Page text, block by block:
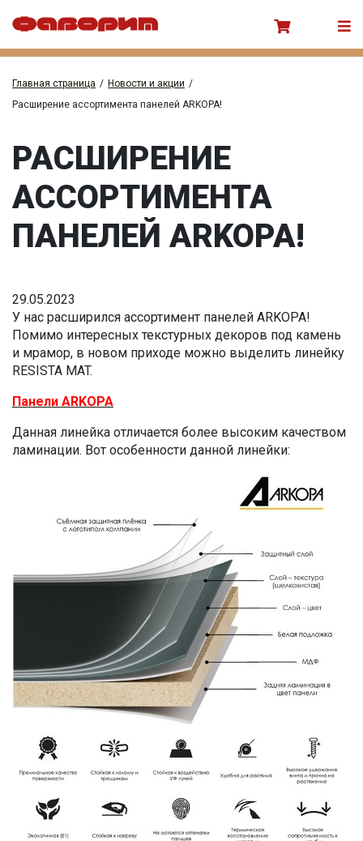
Главная страница / Новости и акции /
Расширение ассортимента панелей ARKOPA!
РАСШИРЕНИЕ
АССОРТИМЕНТА
ПАНЕЛЕЙ ARKOPA!
29.05.2023
У нас расширился ассортимент панелей ARKOPA!
Помимо интересных текстурных декоров под камень
и мрамор, в новом приходе можно выделить линейку
RESISTA MAT.
Панели ARKOPA
Данная линейка отличается более высоким качеством
ламинации. Вот особенности данной линейки: